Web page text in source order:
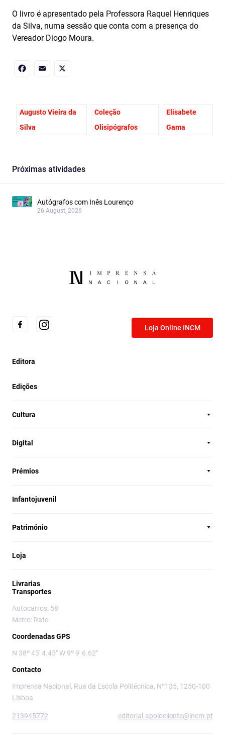
O livro é apresentado pela Professora Raquel Henriques
da Silva, numa sessão que conta com a presença do
Vereador Diogo Moura.
Augusto Vieira da
Silva
Coleção
Olisipógrafos
Elisabete
Gama
Próximas atividades
Autógrafos com Inês Lourenço
26 August, 2026
Loja Online INCM
Editora
Edições
Cultura
Digital
Prémios
Infantojuvenil
Património
Loja
Livrarias
Transportes
Autocarros: 58
Metro: Rato
Coordenadas GPS
N 38º 43' 4.45" W 9º 9' 6.62"
Contacto
Imprensa Nacional, Rua da Escola Politécnica, Nº135, 1250-100
Lisboa
213945772 editorial.apoiocliente@incm.pt